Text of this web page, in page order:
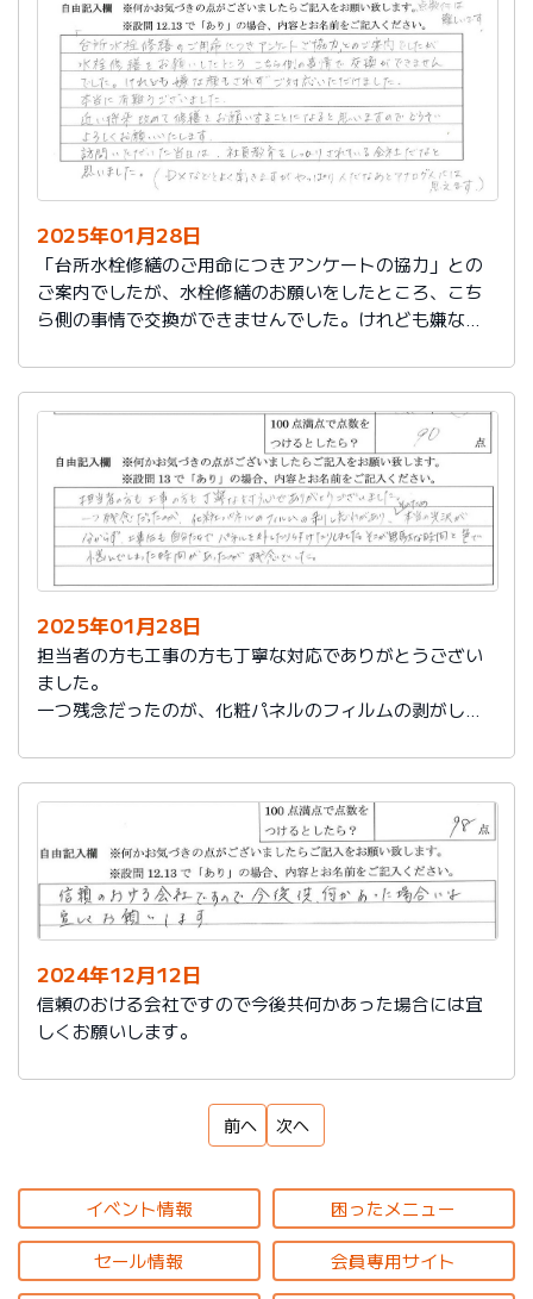
切に使う事が出来ました。新しいコンロも長～くきれい
に使いたいです。杉山さん、ありがとうございました。
又、何かあった時はよろしくお願いしますネ
2025年01月28日
「台所水栓修繕のご用命につきアンケートの協力」との
ご案内でしたが、水栓修繕のお願いをしたところ、こち
ら側の事情で交換ができませんでした。けれども嫌な顔
本当に有難うございました。
近い将来、改めて修繕をお願いすることになると思いま
すので、どうぞよろしくお願いいたします。
訪問いただいた当日は、社員教育をしっかりされている
会社だなと思いました。（DXなどとよく聞きますが、や
っぱり人だなぁとアナログ人には思えます）
2025年01月28日
担当者の方も工事の方も丁寧な対応でありがとうござい
ました。
一つ残念だったのが、化粧パネルのフィルムの剥がし忘
分たちでパネルを外したり付けたりしました。そこが無
駄な時間と色で悩んでしまった時間があったのが残念で
2024年12月12日
信頼のおける会社ですので今後共何かあった場合には宜
しくお願いします。
前へ 次へ
イベント情報 困ったメニュー
セール情報 会員専用サイト